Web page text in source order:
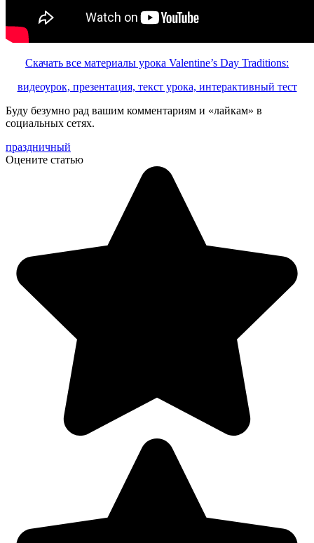
Скачать все материалы урока Valentine’s Day Traditions:
видеоурок, презентация, текст урока, интерактивный тест
Буду безумно рад вашим комментариям и «лайкам» в
социальных сетях.
праздничный
Оцените статью